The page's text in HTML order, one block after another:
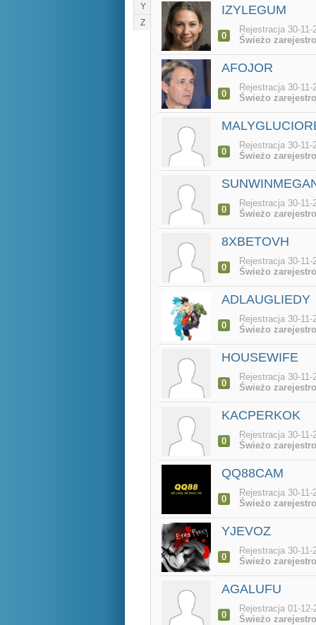
Y
Z
IZYLEGUM
0
Rejestracja 30-11-
Świeżo
AFOJOR
0
Rejestracja 30-11-
Świeżo
0
Rejestracja 30-11-
Świeżo
0
Rejestracja 30-11-
Świeżo
8XBETOVH
0
Rejestracja 30-11-
Świeżo
ADLAUGLIEDY
0
Rejestracja 30-11-
Świeżo
HOUSEWIFE
0
Rejestracja 30-11-
Świeżo
KACPERKOK
0
Rejestracja 30-11-
Świeżo
QQ88CAM
0
Rejestracja 30-11-
Świeżo
YJEVOZ
0
Rejestracja 30-11-
Świeżo
AGALUFU
0
Rejestracja 01-
Świeżo